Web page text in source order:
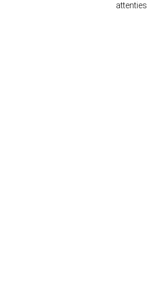
attenties